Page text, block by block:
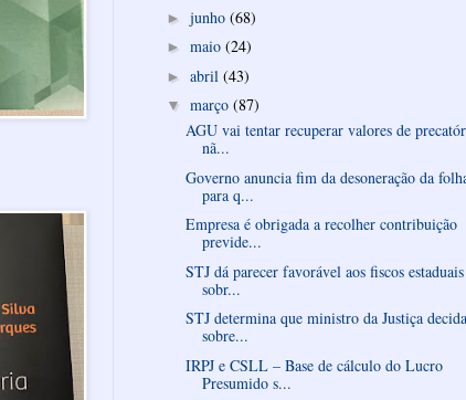
► junho (68)
► maio (24)
► abril (43)
▼ março (87)
AGU vai tentar recuperar valores de
nã...
Governo anuncia fim da desoneração da
para q...
Empresa é obrigada a recolher contribuição
previde...
STJ dá parecer favorável aos fiscos estaduais
sobr...
STJ determina que ministro da Justiça decida
sobre...
IRPJ e CSLL – Base de cálculo do Lucro
Presumido s...